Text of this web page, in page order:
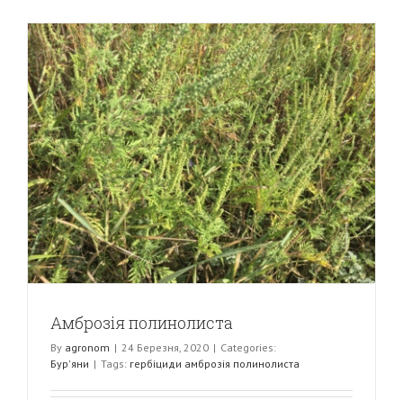
Амброзія полинолиста
By agronom | 24 Березня, 2020 | Categories:
Бур'яни | Tags: гербіциди амброзія полинолиста